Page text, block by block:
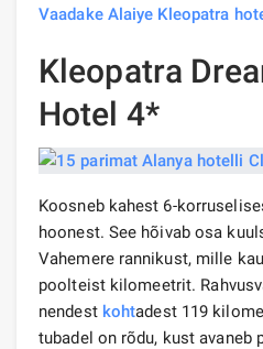
Vaadake Alaiye Kleopatra
Kleopatra
Hotel 4*
Koosneb kahest 6-
hoonest. See hõivab osa
Vahemere rannikust, mille
poolteist kilomeetrit.
nendest kohtadest 119
tubadel on rõdu, kust avaneb